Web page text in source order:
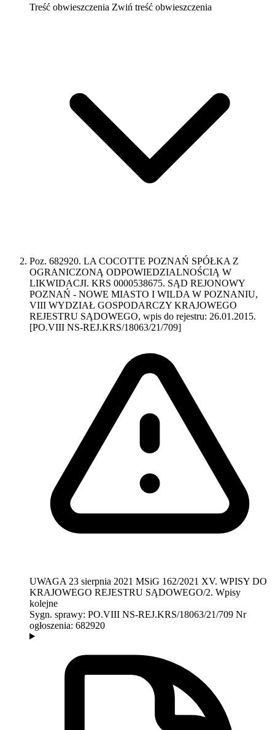
Treść obwieszczenia Zwiń treść obwieszczenia
Poz. 682920. LA COCOTTE POZNAŃ SPÓŁKA Z
OGRANICZONĄ ODPOWIEDZIALNOŚCIĄ W
LIKWIDACJI. KRS 0000538675. SĄD REJONOWY
POZNAŃ - NOWE MIASTO I WILDA W POZNANIU,
VIII WYDZIAŁ GOSPODARCZY KRAJOWEGO
REJESTRU SĄDOWEGO, wpis do rejestru: 26.01.2015.
[PO.VIII NS-REJ.KRS/18063/21/709]
UWAGA 23 sierpnia 2021 MSiG 162/2021 XV. WPISY DO
KRAJOWEGO REJESTRU SĄDOWEGO/2. Wpisy
kolejne
Sygn. sprawy: PO.VIII NS-REJ.KRS/18063/21/709 Nr
ogłoszenia: 682920